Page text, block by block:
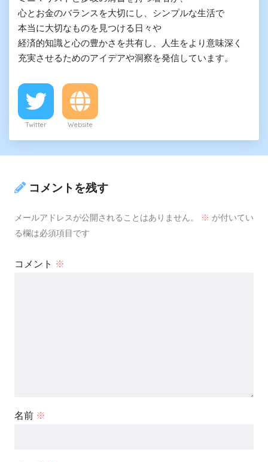
心とお金のバランスを大切にし、シンプルな生活で
本当に大切なものを見つける日々や
経済的知識と心の豊かさを共有し、人生をより意味深く
充実させるためのアイデアや洞察を発信しています。
Twitter Website
コメントを残す
メールアドレスが公開されることはありません。 ※ が付いてい
る欄は必須項目です
コメント ※
名前 ※